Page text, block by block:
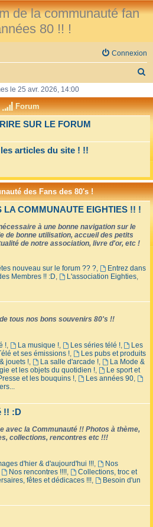
de la communauté fan
80 !! !
Connexion
h
h
e
le 25 avr. 2026, 14:00
Forum
SUR LE FORUM
articles du site ! !!
des Fans des 80's !
LA COMMUNAUTE EIGHTIES !! !
à une bonne navigation sur le
de bonne utilisation, accueil des petits
de notre association, livre d'or, etc !
nouveau sur le forum ?? ?,
Entrez dans
Membres !! :D, L'association Eighties,
tous nos bons souvenirs 80's !!
!, La musique !, Les séries télé !,
Les
et ses émissions !,
Les pubs et produits
jouets !, La salle d'arcade !,
La Mode &
et les objets du quotidien !,
Le sport et
et les bouquins !, Les années 90,
!! :D
avec la Communauté !! Photos à thème,
collections, rencontres etc !!!
d'hier & d'aujourd'hui !!!,
Nos
Nos rencontres !!!!,
Collections, troc et
fêtes et dédicaces !!!,
Besoin d'un